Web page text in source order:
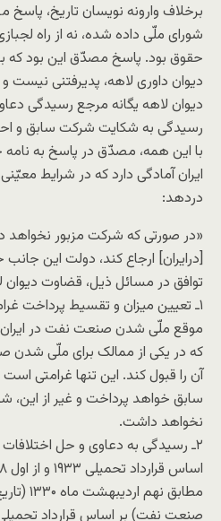
برخلاف وارونه نویسان تاریخ،
شورای ملّی داده شده، نه از راه
حقوق بود. پاسخ مصدّق این بود که
دیوان داوری لاهه، پدیرفتنی نیست
دیوان لاهه یگانه مرجع رسیدگی
رسیدگی به شکایت شرکت سابق و
با این همه، مصدّق در پاسخ به نامه
ایران آمادگی دارد که در شرایط
دردهد:
«در صورتی که شرکت مزبور نخواهد
[درایران] ارجاع کند، دولت این
توافق در مسائل ذیل، قضاوت دیوان
۱ـ تعیین میزان و تقسیط پرداخت
موقع ملّی شدن صنعت نفت در ایران
که در یکی از ممالک برای ملّی شدن
آن را قبول کند. این تنها غرامتی
سابق خواهد پرداخت و غیر از این،
نخواهد داشت.
مطابق